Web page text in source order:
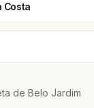
Costa
de Belo Jardim